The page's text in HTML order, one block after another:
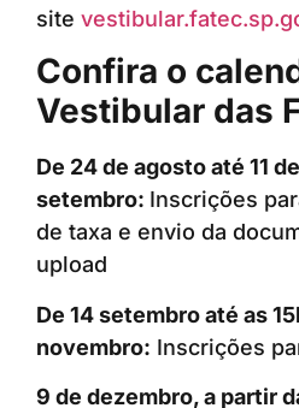
site
Confira o
Vestibular das
De 24 de agosto até 11 de
setembro: Inscrições
de taxa e envio da
upload
De 14 setembro até as
novembro: Inscrições
9 de dezembro, a partir